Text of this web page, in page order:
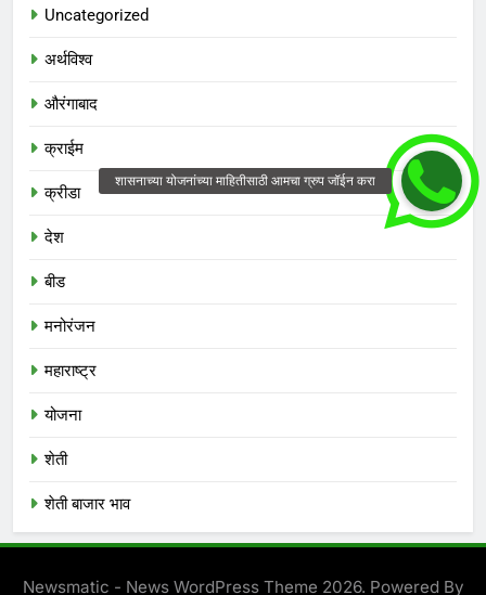
Uncategorized
अर्थविश्व
औरंगाबाद
क्राईम
क्रीडा
देश
बीड
मनोरंजन
महाराष्ट्र
योजना
शेती
शेती बाजार भाव
Newsmatic - News WordPress Theme 2026. Powered By